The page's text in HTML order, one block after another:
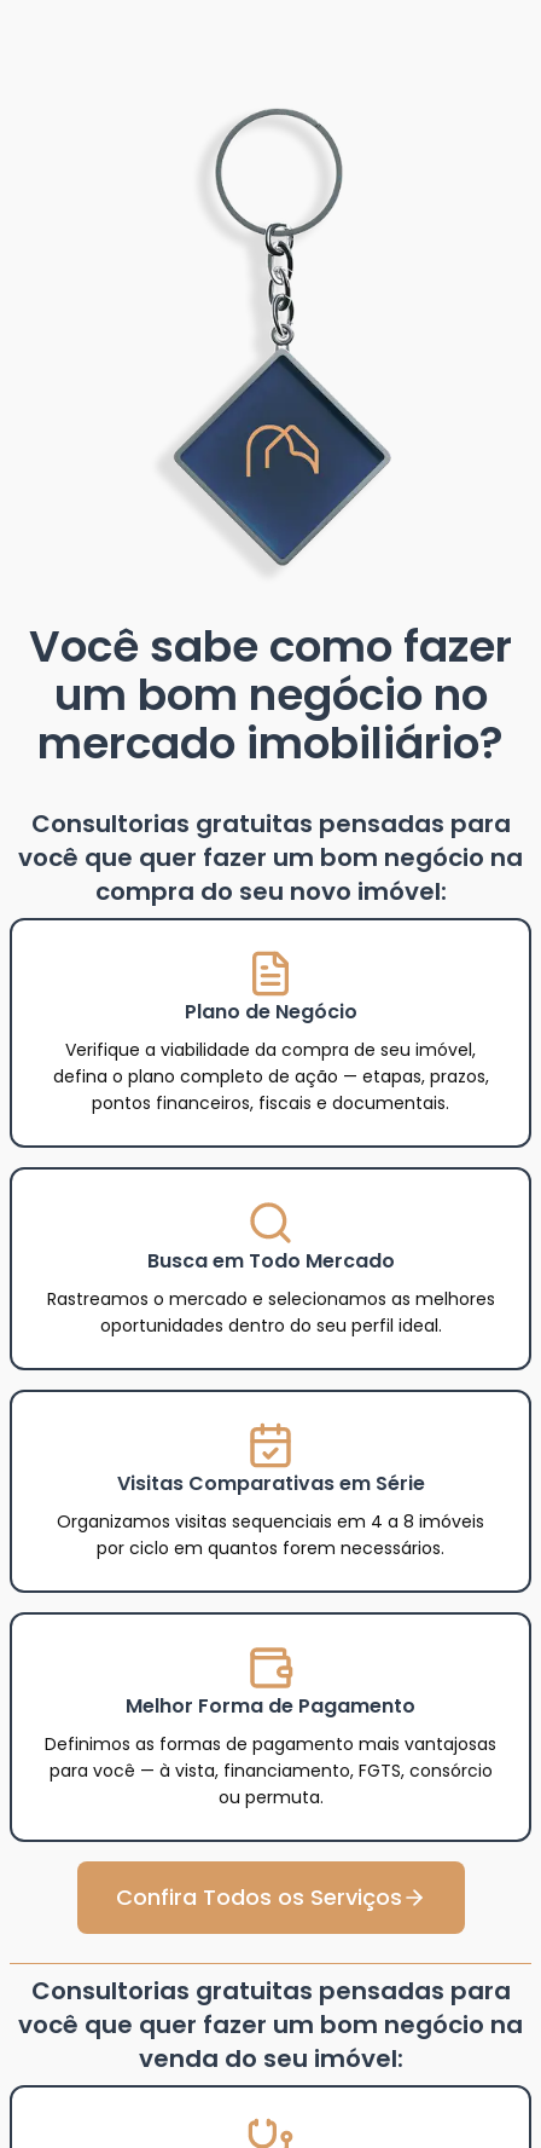
Você sabe como fazer
um bom negócio no
mercado imobiliário?
Consultorias gratuitas pensadas para
você que quer fazer um bom negócio na
compra do seu novo imóvel:
Plano de Negócio
Verifique a viabilidade da compra de seu imóvel,
defina o plano completo de ação — etapas, prazos,
pontos financeiros, fiscais e documentais.
Busca em Todo Mercado
Rastreamos o mercado e selecionamos as melhores
oportunidades dentro do seu perfil ideal.
Visitas Comparativas em Série
Organizamos visitas sequenciais em 4 a 8 imóveis
por ciclo em quantos forem necessários.
Melhor Forma de Pagamento
Definimos as formas de pagamento mais vantajosas
para você — à vista, financiamento, FGTS, consórcio
ou permuta.
Confira Todos os Serviços
Consultorias gratuitas pensadas para
você que quer fazer um bom negócio na
venda do seu imóvel: